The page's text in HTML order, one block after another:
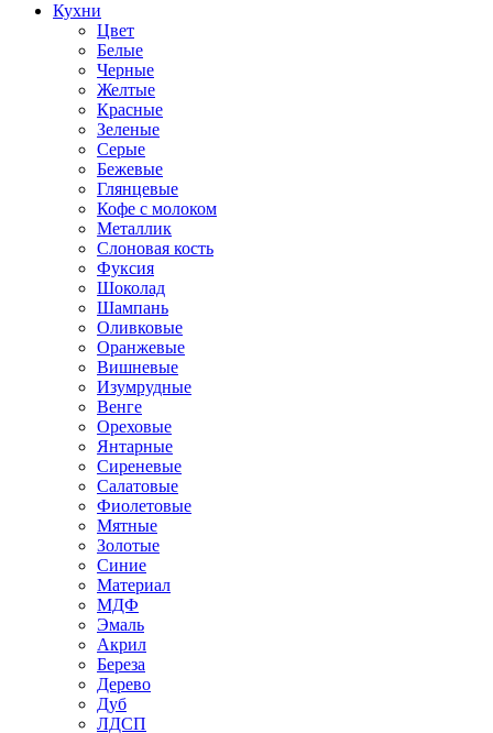
Кухни
Цвет
Белые
Черные
Желтые
Красные
Зеленые
Серые
Бежевые
Глянцевые
Кофе с молоком
Металлик
Слоновая кость
Фуксия
Шоколад
Шампань
Оливковые
Оранжевые
Вишневые
Изумрудные
Венге
Ореховые
Янтарные
Сиреневые
Салатовые
Фиолетовые
Мятные
Золотые
Синие
Материал
МДФ
Эмаль
Акрил
Береза
Дерево
Дуб
ЛДСП